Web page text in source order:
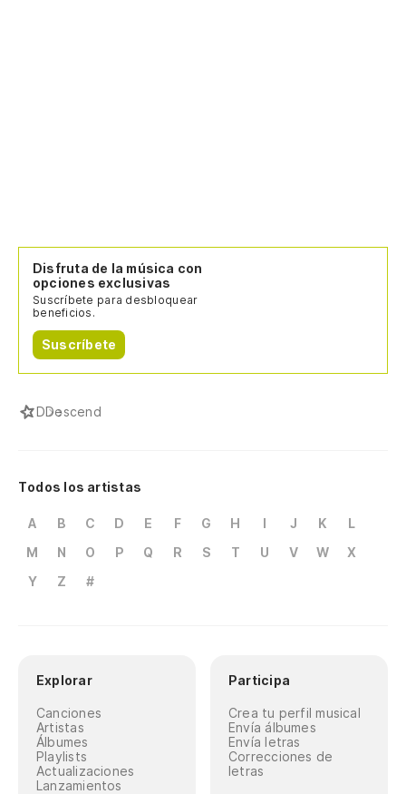
Disfruta de la música con
opciones exclusivas
Suscríbete para desbloquear
beneficios.
Suscríbete
DDescend
Todos los artistas
A B C D E F G H I J K
L
M
N O P Q R S T U V W
X
Y
Z #
Explorar
Canciones
Artistas
Álbumes
Playlists
Actualizaciones
Lanzamientos
Participa
Crea tu perfil musical
Envía álbumes
Envía letras
Correcciones de
letras